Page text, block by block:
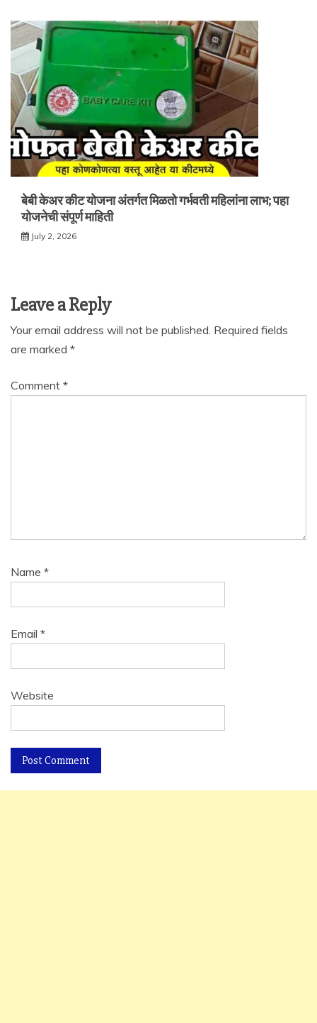
बेबी केअर कीट योजना अंतर्गत मिळतो गर्भवती महिलांना लाभ; पहा
योजनेची संपूर्ण माहिती
July 2, 2026
Leave a Reply
Your email address will not be published. Required fields
are marked *
Comment *
Name *
Email *
Website